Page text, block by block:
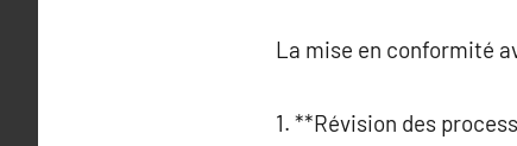
La mise en conformité
1. **Révision des